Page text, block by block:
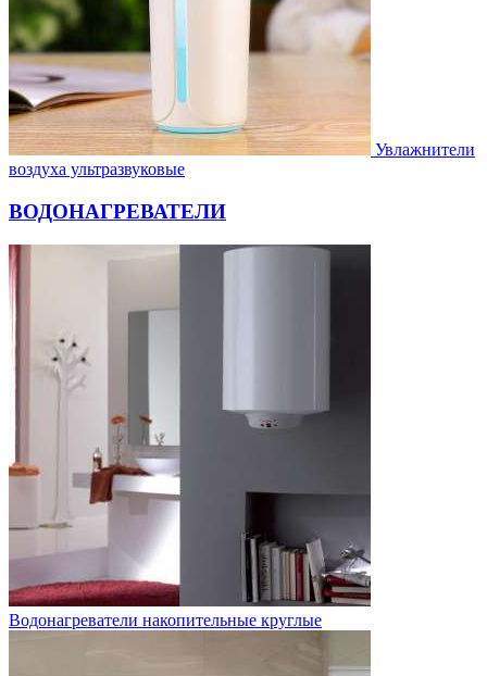
Увлажнители
воздуха ультразвуковые
ВОДОНАГРЕВАТЕЛИ
Водонагреватели накопительные круглые